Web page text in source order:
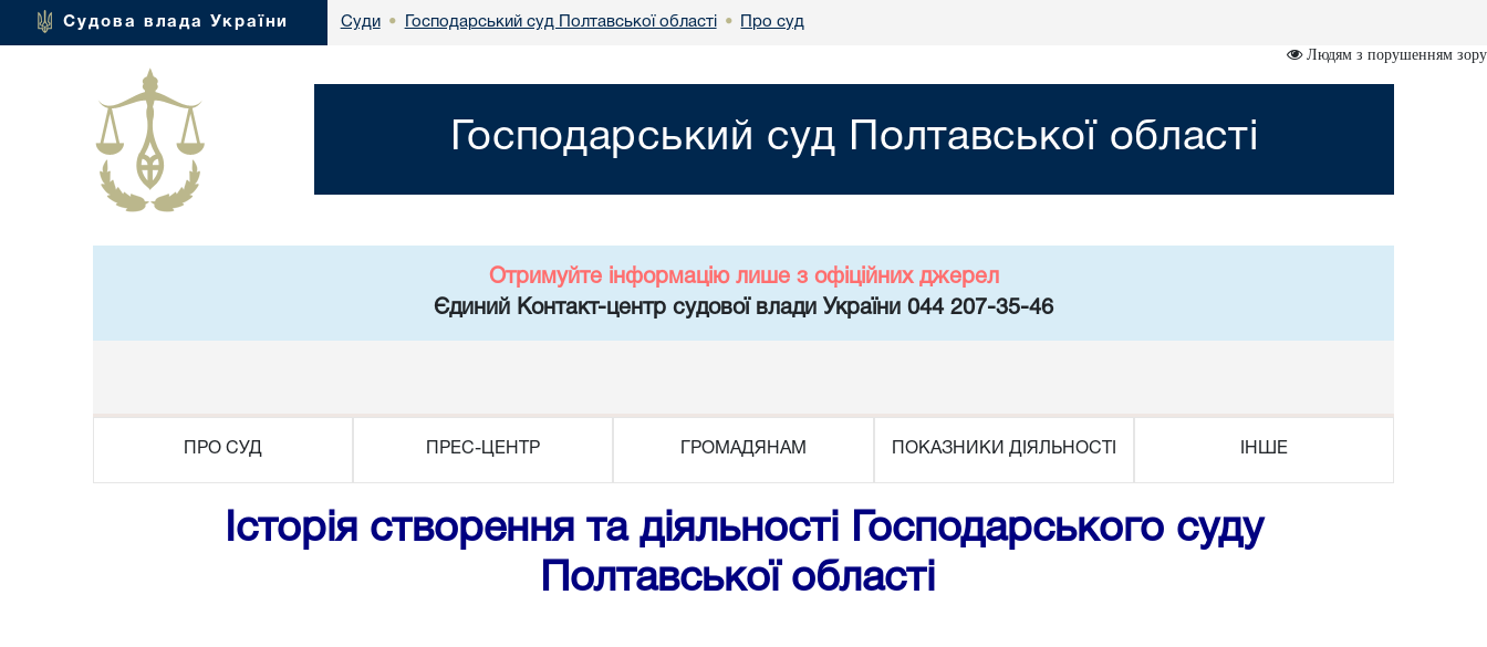
Судова влада України Суди • Господарський суд Полтавської області • Про суд
Людям з порушенням зору
Господарський суд Полтавської області
Отримуйте інформацію лише з офіційних джерел
Єдиний Контакт-центр судової влади України 044 207-35-46
ПРО СУД ПРЕС-ЦЕНТР ГРОМАДЯНАМ ПОКАЗНИКИ ДІЯЛЬНОСТІ ІНШЕ
Історія створення та діяльності
Господарського суду
Полтавської області